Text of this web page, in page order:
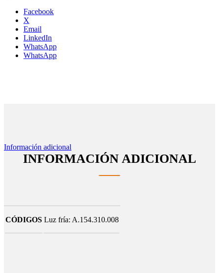
Facebook
X
Email
LinkedIn
WhatsApp
WhatsApp
Información adicional
INFORMACIÓN ADICIONAL
CÓDIGOS Luz fría: A.154.310.008